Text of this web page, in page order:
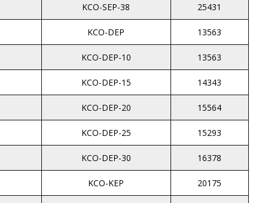
KCO-SEP-38 25431
KCO-DEP 13563
KCO-DEP-10 13563
KCO-DEP-15 14343
KCO-DEP-20 15564
KCO-DEP-25 15293
KCO-DEP-30 16378
KCO-KEP 20175